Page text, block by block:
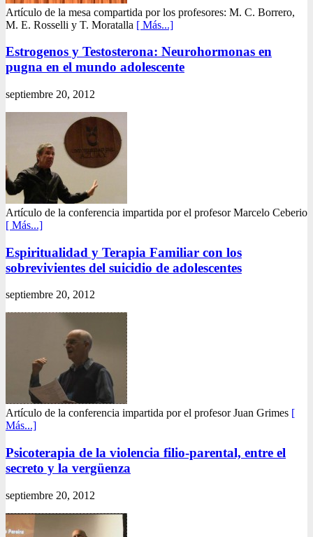
Artículo de la mesa compartida por los profesores: M. C. Borrero,
M. E. Rosselli y T. Moratalla [ Más...]
Estrogenos y Testosterona: Neurohormonas en
pugna en el mundo adolescente
septiembre 20, 2012
Artículo de la conferencia impartida por el profesor Marcelo Ceberio
[ Más...]
Espiritualidad y Terapia Familiar con los
sobrevivientes del suicidio de adolescentes
septiembre 20, 2012
Artículo de la conferencia impartida por el profesor Juan Grimes [
Más...]
Psicoterapia de la violencia filio-parental, entre el
secreto y la vergüenza
septiembre 20, 2012